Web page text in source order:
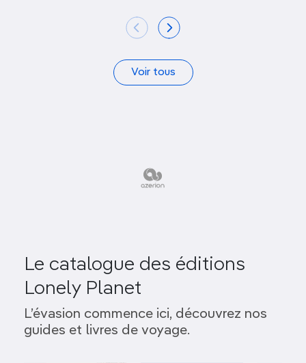
Voir tous
Le catalogue des éditions
Lonely Planet
L’évasion commence ici, découvrez nos
guides et livres de voyage.